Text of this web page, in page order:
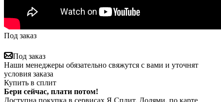
Под заказ
Под заказ
Наши менеджеры обязательно свяжутся с вами и уточнят
условия заказа
Купить в сплит
Бери сейчас, плати потом!
Доступна покупка в сервисах Я.Сплит, Долями, по карте